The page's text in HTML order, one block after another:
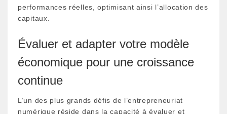
performances réelles, optimisant ainsi l’allocation des
capitaux.
Évaluer et adapter votre modèle
économique pour une croissance
continue
L’un des plus grands défis de l’entrepreneuriat
numérique réside dans la capacité à évaluer et